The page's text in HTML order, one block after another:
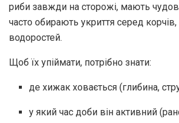
риби завжди на сторожі, мають
часто обирають укриття серед
водоростей.
Щоб їх упіймати, потрібно знати:
де хижак ховається (глибина,
у який час доби він активний